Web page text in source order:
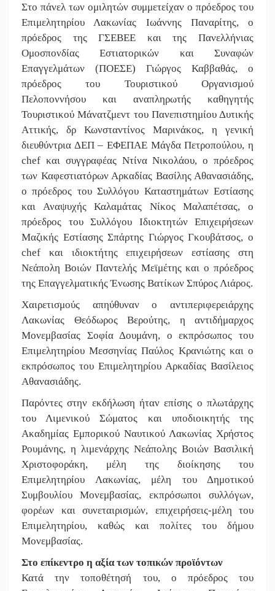
Στο πάνελ των ομιλητών συμμετείχαν ο πρόεδρος του
Επιμελητηρίου Λακωνίας Ιωάννης Παναρίτης, ο
πρόεδρος της ΓΣΕΒΕΕ και της Πανελλήνιας
Ομοσπονδίας Εστιατορικών και Συναφών
Επαγγελμάτων (ΠΟΕΣΕ) Γιώργος Καββαθάς, ο
πρόεδρος του Τουριστικού Οργανισμού
Πελοποννήσου και αναπληρωτής καθηγητής
Τουριστικού Μάνατζμεντ του Πανεπιστημίου Δυτικής
Αττικής, δρ Κωνσταντίνος Μαρινάκος, η γενική
διευθύντρια ΔΕΠ – ΕΦΕΠΑΕ Μάγδα Πετροπούλου, η
chef και συγγραφέας Ντίνα Νικολάου, ο πρόεδρος
των Καφεστιατόρων Αρκαδίας Βασίλης Αθανασιάδης,
ο πρόεδρος του Συλλόγου Καταστημάτων Εστίασης
και Αναψυχής Καλαμάτας Νίκος Μαλαπέτσας, ο
πρόεδρος του Συλλόγου Ιδιοκτητών Επιχειρήσεων
Μαζικής Εστίασης Σπάρτης Γιώργος Γκουβάτσος, ο
chef και ιδιοκτήτης επιχειρήσεων εστίασης στη
Νεάπολη Βοιών Παντελής Μεϊμέτης και ο πρόεδρος
της Επαγγελματικής Ένωσης Βατίκων Σπύρος Λιάρος.
Χαιρετισμούς απηύθυναν ο αντιπεριφερειάρχης
Λακωνίας Θεόδωρος Βερούτης, η αντιδήμαρχος
Μονεμβασίας Σοφία Δουμάνη, ο εκπρόσωπος του
Επιμελητηρίου Μεσσηνίας Παύλος Κρανιώτης και ο
εκπρόσωπος του Επιμελητηρίου Αρκαδίας Βασίλειος
Αθανασιάδης.
Παρόντες στην εκδήλωση ήταν επίσης ο πλωτάρχης
του Λιμενικού Σώματος και υποδιοικητής της
Ακαδημίας Εμπορικού Ναυτικού Λακωνίας Χρήστος
Ρουμάνης, η λιμενάρχης Νεάπολης Βοιών Βασιλική
Χριστοφοράκη, μέλη της διοίκησης του
Επιμελητηρίου Λακωνίας, μέλη του Δημοτικού
Συμβουλίου Μονεμβασίας, εκπρόσωποι συλλόγων,
φορέων και συνεταιρισμών, επιχειρήσεις-μέλη του
Επιμελητηρίου, καθώς και πολίτες του δήμου
Μονεμβασίας.
Στο επίκεντρο η αξία των τοπικών προϊόντων
Κατά την τοποθέτησή του, ο πρόεδρος του